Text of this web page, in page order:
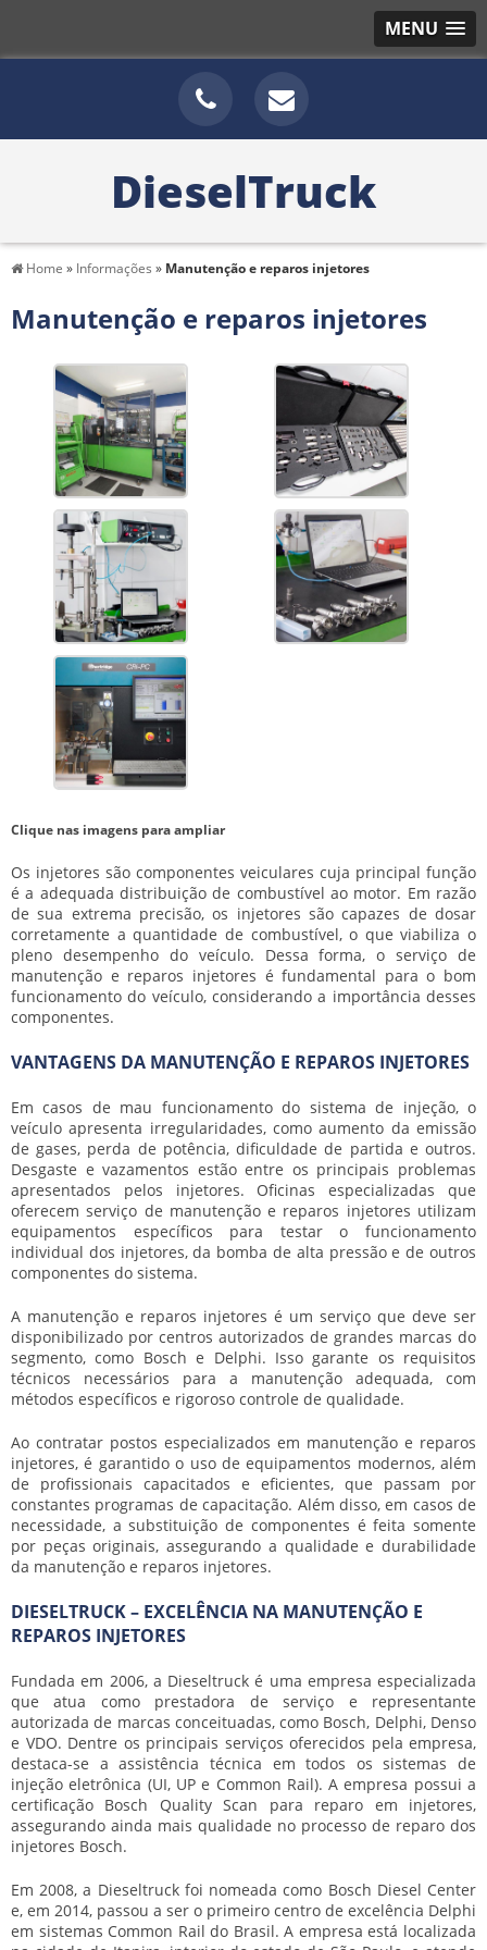
MENU
DieselTruck
Home » Informações » Manutenção e reparos injetores
Manutenção e reparos injetores
Clique nas imagens para ampliar
Os injetores são componentes veiculares cuja principal função
é a adequada distribuição de combustível ao motor. Em razão
de sua extrema precisão, os injetores são capazes de dosar
corretamente a quantidade de combustível, o que viabiliza o
pleno desempenho do veículo. Dessa forma, o serviço de
manutenção e reparos injetores é fundamental para o bom
funcionamento do veículo, considerando a importância desses
componentes.
VANTAGENS DA MANUTENÇÃO E REPAROS INJETORES
Em casos de mau funcionamento do sistema de injeção, o
veículo apresenta irregularidades, como aumento da emissão
de gases, perda de potência, dificuldade de partida e outros.
Desgaste e vazamentos estão entre os principais problemas
apresentados pelos injetores. Oficinas especializadas que
oferecem serviço de manutenção e reparos injetores utilizam
equipamentos específicos para testar o funcionamento
individual dos injetores, da bomba de alta pressão e de outros
componentes do sistema.
A manutenção e reparos injetores é um serviço que deve ser
disponibilizado por centros autorizados de grandes marcas do
segmento, como Bosch e Delphi. Isso garante os requisitos
técnicos necessários para a manutenção adequada, com
métodos específicos e rigoroso controle de qualidade.
Ao contratar postos especializados em manutenção e reparos
injetores, é garantido o uso de equipamentos modernos, além
de profissionais capacitados e eficientes, que passam por
constantes programas de capacitação. Além disso, em casos de
necessidade, a substituição de componentes é feita somente
por peças originais, assegurando a qualidade e durabilidade
da manutenção e reparos injetores.
DIESELTRUCK – EXCELÊNCIA NA MANUTENÇÃO E
REPAROS INJETORES
Fundada em 2006, a Dieseltruck é uma empresa especializada
que atua como prestadora de serviço e representante
autorizada de marcas conceituadas, como Bosch, Delphi, Denso
e VDO. Dentre os principais serviços oferecidos pela empresa,
destaca-se a assistência técnica em todos os sistemas de
injeção eletrônica (UI, UP e Common Rail). A empresa possui a
certificação Bosch Quality Scan para reparo em injetores,
assegurando ainda mais qualidade no processo de reparo dos
injetores Bosch.
Em 2008, a Dieseltruck foi nomeada como Bosch Diesel Center
e, em 2014, passou a ser o primeiro centro de excelência Delphi
em sistemas Common Rail do Brasil. A empresa está localizada